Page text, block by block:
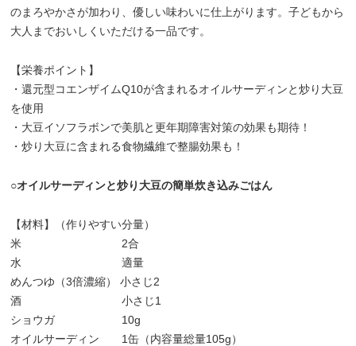
のまろやかさが加わり、優しい味わいに仕上がります。子どもから
大人までおいしくいただける一品です。
【栄養ポイント】
・還元型コエンザイムQ10が含まれるオイルサーディンと炒り大豆
を使用
・大豆イソフラボンで美肌と更年期障害対策の効果も期待！
・炒り大豆に含まれる食物繊維で整腸効果も！
○オイルサーディンと炒り大豆の簡単炊き込みごはん
【材料】（作りやすい分量）
米 2合
水 適量
めんつゆ（3倍濃縮） 小さじ2
酒 小さじ1
ショウガ 10g
オイルサーディン 1缶（内容量総量105g）